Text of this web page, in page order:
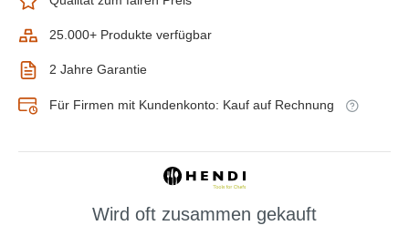
25.000+ Produkte verfügbar
2 Jahre Garantie
Für Firmen mit Kundenkonto: Kauf auf Rechnung
Wird oft zusammen gekauft